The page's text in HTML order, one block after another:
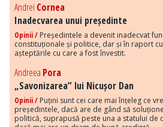
Andrei Cornea
Inadecvarea unui președinte
Opinii / Președintele a devenit inadecvat
constituționale și politice, dar și în raport
așteptările cu care a fost învestit.
Andreea Pora
„Savonizarea” lui Nicușor Dan
Opinii / Puțini sunt cei care mai înțeleg ce
președintele, dacă are de gând să
politică, suprapusă peste una a statului de